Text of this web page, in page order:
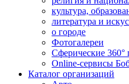
культура,
литература и
о городе
Фотогалереи
Сферические
Online-сервисы
Каталог организаций